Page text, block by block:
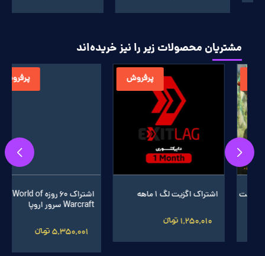
مشتریان محصولات زیر را نیز خریده‌اند
پرفروش
اشتراک 60 روزه World of
پرفروش
بازی World of Warcraft®:
Midnight ریجن اروپا
8,200,001 تومانءءء